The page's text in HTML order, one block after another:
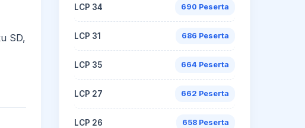
SD,
LCP 34 690 Peserta
LCP 31 686 Peserta
LCP 35 664 Peserta
LCP 27 662 Peserta
LCP 26 658 Peserta